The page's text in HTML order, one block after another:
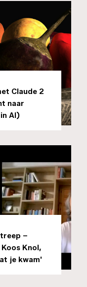
Claude 2
naar
AI)
–
Knol,
je kwam'